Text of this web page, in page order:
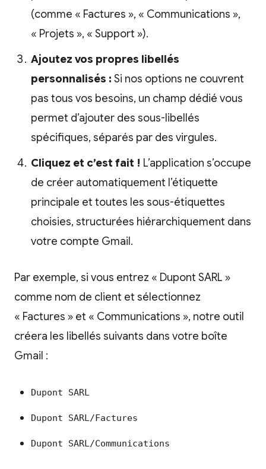
(comme « Factures », « Communications »,
« Projets », « Support »).
Ajoutez vos propres libellés
personnalisés : Si nos options ne couvrent
pas tous vos besoins, un champ dédié vous
permet d’ajouter des sous-libellés
spécifiques, séparés par des virgules.
Cliquez et c’est fait ! L’application s’occupe
de créer automatiquement l’étiquette
principale et toutes les sous-étiquettes
choisies, structurées hiérarchiquement dans
votre compte Gmail.
Par exemple, si vous entrez « Dupont SARL »
comme nom de client et sélectionnez
« Factures » et « Communications », notre outil
créera les libellés suivants dans votre boîte
Gmail :
Dupont SARL
Dupont SARL/Factures
Dupont SARL/Communications